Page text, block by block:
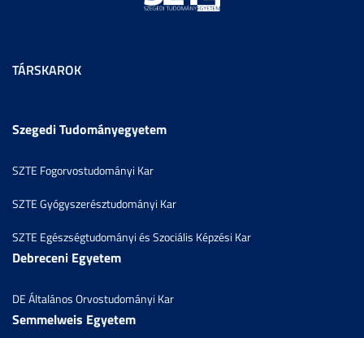
TÁRSKAROK
Szegedi Tudományegyetem
SZTE Fogorvostudományi Kar
SZTE Gyógyszerésztudományi Kar
SZTE Egészségtudományi és Szociális Képzési Kar
Debreceni Egyetem
DE Általános Orvostudományi Kar
Semmelweis Egyetem